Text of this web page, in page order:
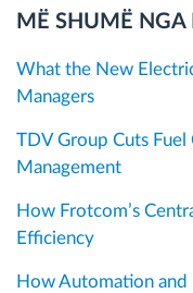
MË SHUMË NGA
What the New
Managers
TDV Group Cuts
Management
How Frotcom’s
Efficiency
How Automation